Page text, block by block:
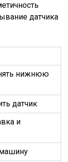
датчика
нижнюю
датчик
и